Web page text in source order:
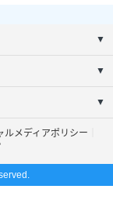
▼
▼
▼
ルメディアポリシー